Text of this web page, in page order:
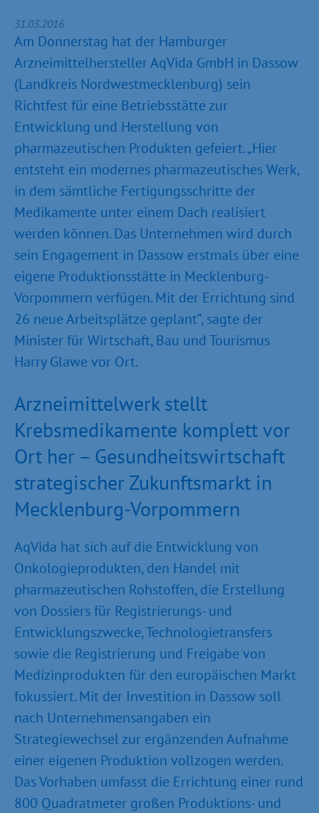
31.03.2016
Am Donnerstag hat der Hamburger
Arzneimittelhersteller AqVida GmbH in Dassow
(Landkreis Nordwestmecklenburg) sein
Richtfest für eine Betriebsstätte zur
Entwicklung und Herstellung von
pharmazeutischen Produkten gefeiert. „Hier
entsteht ein modernes pharmazeutisches Werk,
in dem sämtliche Fertigungsschritte der
Medikamente unter einem Dach realisiert
werden können. Das Unternehmen wird durch
sein Engagement in Dassow erstmals über eine
eigene Produktionsstätte in Mecklenburg-
Vorpommern verfügen. Mit der Errichtung sind
26 neue Arbeitsplätze geplant“, sagte der
Minister für Wirtschaft, Bau und Tourismus
Harry Glawe vor Ort.
Arzneimittelwerk stellt
Krebsmedikamente komplett vor
Ort her – Gesundheitswirtschaft
strategischer Zukunftsmarkt in
Mecklenburg-Vorpommern
AqVida hat sich auf die Entwicklung von
Onkologieprodukten, den Handel mit
pharmazeutischen Rohstoffen, die Erstellung
von Dossiers für Registrierungs- und
Entwicklungszwecke, Technologietransfers
sowie die Registrierung und Freigabe von
Medizinprodukten für den europäischen Markt
fokussiert. Mit der Investition in Dassow soll
nach Unternehmensangaben ein
Strategiewechsel zur ergänzenden Aufnahme
einer eigenen Produktion vollzogen werden.
Das Vorhaben umfasst die Errichtung einer rund
800 Quadratmeter großen Produktions- und